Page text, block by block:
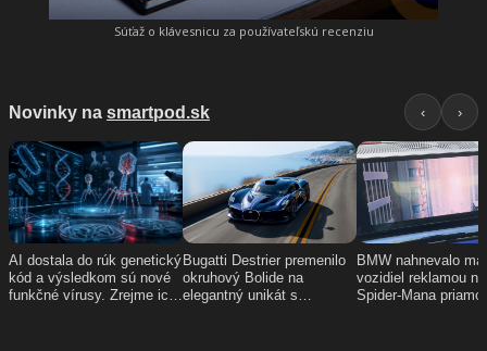
Súťaž o klávesnicu za používateľskú recenziu